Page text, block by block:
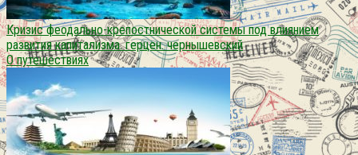
Кризис феодально-крепостнической системы под влиянием
развития капитализма. герцен. чернышевский
О путешествиях